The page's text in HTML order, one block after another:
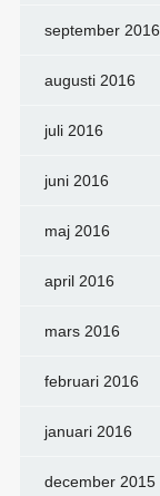
september 2016
augusti 2016
juli 2016
juni 2016
maj 2016
april 2016
mars 2016
februari 2016
januari 2016
december 2015